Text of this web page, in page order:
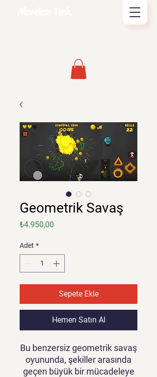
Geometrik Savaş
₺4.950,00
Adet *
Sepete Ekle
Hemen Satın Al
Bu benzersiz geometrik savaş
oyununda, şekiller arasında
geçen büyük bir mücadeleye